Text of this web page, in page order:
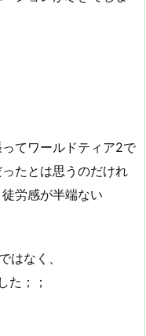
てワールドティア2で
たとは思うのだけれ
労感が半端ない
はなく、
た；；